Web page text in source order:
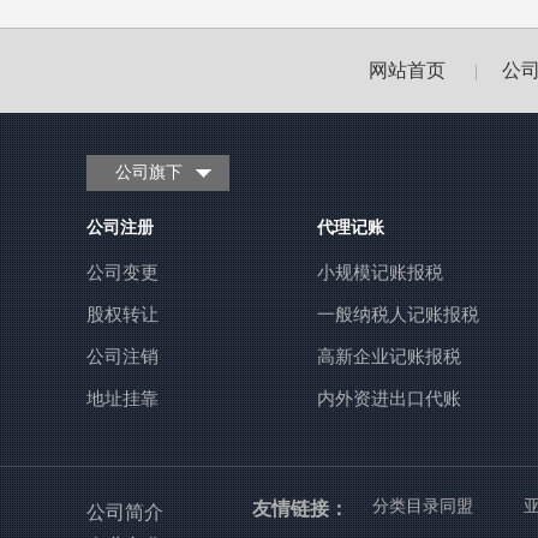
网站首页 公
公司旗下
公司注册
公司变更
股权转让
公司注销
地址挂靠
代理记账
小规模记账报税
一般纳税人记账报税
高新企业记账报税
内外资进出口代账
公司简介
友情链接： 分类目录同盟